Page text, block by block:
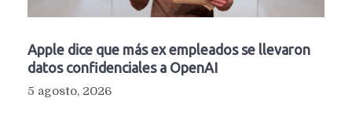
Apple dice que más ex empleados se llevaron
datos confidenciales a OpenAI
5 agosto, 2026